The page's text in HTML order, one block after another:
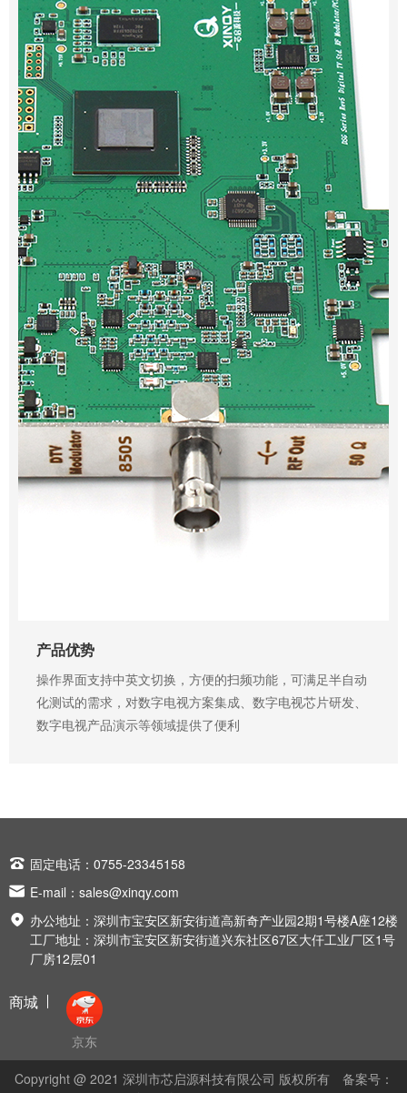
产品优势
操作界面支持中英文切换，方便的扫频功能，可满足半自动
化测试的需求，对数字电视方案集成、数字电视芯片研发、
数字电视产品演示等领域提供了便利
 固定电话：0755-23345158
 E-mail： sales@xinqy.com
 办公地址：深圳市宝安区新安街道高新奇产业园2期1号楼A座12楼
工厂地址：深圳市宝安区新安街道兴东社区67区大仟工业厂区1号
厂房12层01
商城
京东
Copyright @ 2021 深圳市芯启源科技有限公司 版权所有
备案号：